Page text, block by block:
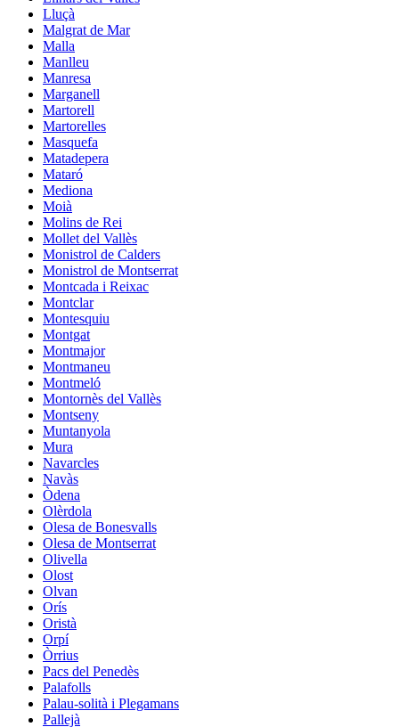
Lluçà
Malgrat de Mar
Malla
Manlleu
Manresa
Marganell
Martorell
Martorelles
Masquefa
Matadepera
Mataró
Mediona
Moià
Molins de Rei
Mollet del Vallès
Monistrol de Calders
Monistrol de Montserrat
Montcada i Reixac
Montclar
Montesquiu
Montgat
Montmajor
Montmaneu
Montmeló
Montornès del Vallès
Montseny
Muntanyola
Mura
Navarcles
Navàs
Òdena
Olèrdola
Olesa de Bonesvalls
Olesa de Montserrat
Olivella
Olost
Olvan
Orís
Oristà
Orpí
Òrrius
Pacs del Penedès
Palafolls
Palau-solità i Plegamans
Pallejà